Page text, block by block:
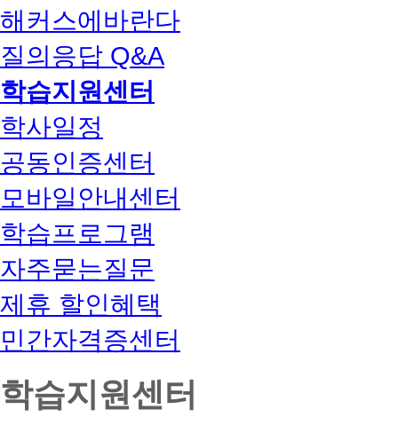
해커스에바란다
질의응답 Q&A
학습지원센터
학사일정
공동인증센터
모바일안내센터
학습프로그램
자주묻는질문
제휴 할인혜택
민간자격증센터
학습지원센터